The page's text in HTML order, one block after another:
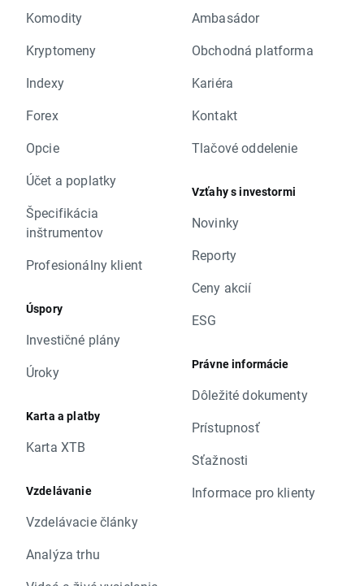
Komodity
Kryptomeny
Indexy
Forex
Opcie
Účet a poplatky
Špecifikácia
inštrumentov
Profesionálny klient
Úspory
Investičné plány
Úroky
Karta a platby
Karta XTB
Vzdelávanie
Vzdelávacie články
Analýza trhu
Ambasádor
Obchodná platforma
Kariéra
Kontakt
Tlačové oddelenie
Vzťahy s investormi
Novinky
Reporty
Ceny akcií
ESG
Právne informácie
Dôležité dokumenty
Prístupnosť
Sťažnosti
Informace pro klienty